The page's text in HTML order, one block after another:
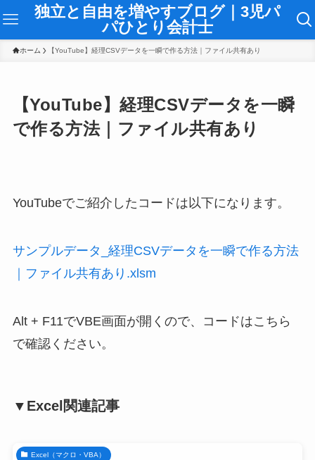
独立と自由を増やすブログ｜3児パ
パひとり会計士
ホーム 【YouTube】経理CSVデータを一瞬で作る方法｜ファイル共有あり
【YouTube】経理CSVデータを一瞬
で作る方法｜ファイル共有あり
YouTubeでご紹介したコードは以下になります。
サンプルデータ_経理CSVデータを一瞬で作る方法
｜ファイル共有あり.xlsm
Alt + F11でVBE画面が開くので、コードはこちら
で確認ください。
▼Excel関連記事
Excel（マクロ・VBA）